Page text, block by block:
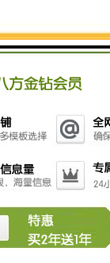
为塔楼结构
汉京中心裙楼
裙楼为纯钢
构，其外框
本工程钢结
成，板厚为
Q390GJ、